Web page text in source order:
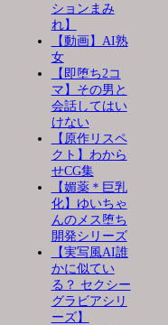
ションまみ
れ】
【動画】AI熟
女
【即堕ち2コ
マ】その男と
会話してはい
けない
【原作リスペ
クト】わから
せCG集
【媚薬＊巨乳
化】ゆいちゃ
んのメス堕ち
開発シリーズ
【実写風AI誰
かに似てい
る？ セクシー
グラビアシリ
ーズ】